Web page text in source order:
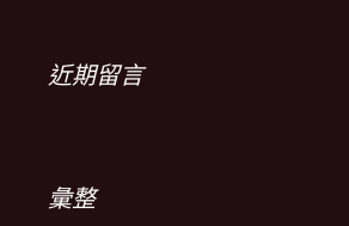
近期留言
彙整